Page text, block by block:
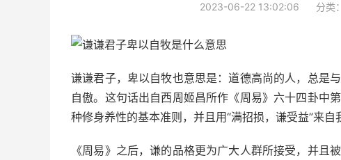
2023-06-22 13:02:06 分类：
谦谦君子，卑以自牧也意思是：道德高尚的人，总是
自傲。这句话出自西周姬昌所作《周易》六十四卦中
种修身养性的基本准则，并且用“满招损，谦受益”来自
《周易》之后，谦的品格更为广大人群所接受，并且